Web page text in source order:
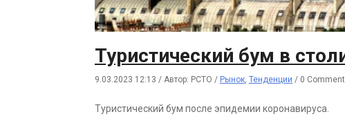
Туристический бум в
9.03.2023 12:13 / Автор: РСТО / Рынок, Тенденции / 0
Туристический бум после эпидемии коронавируса.